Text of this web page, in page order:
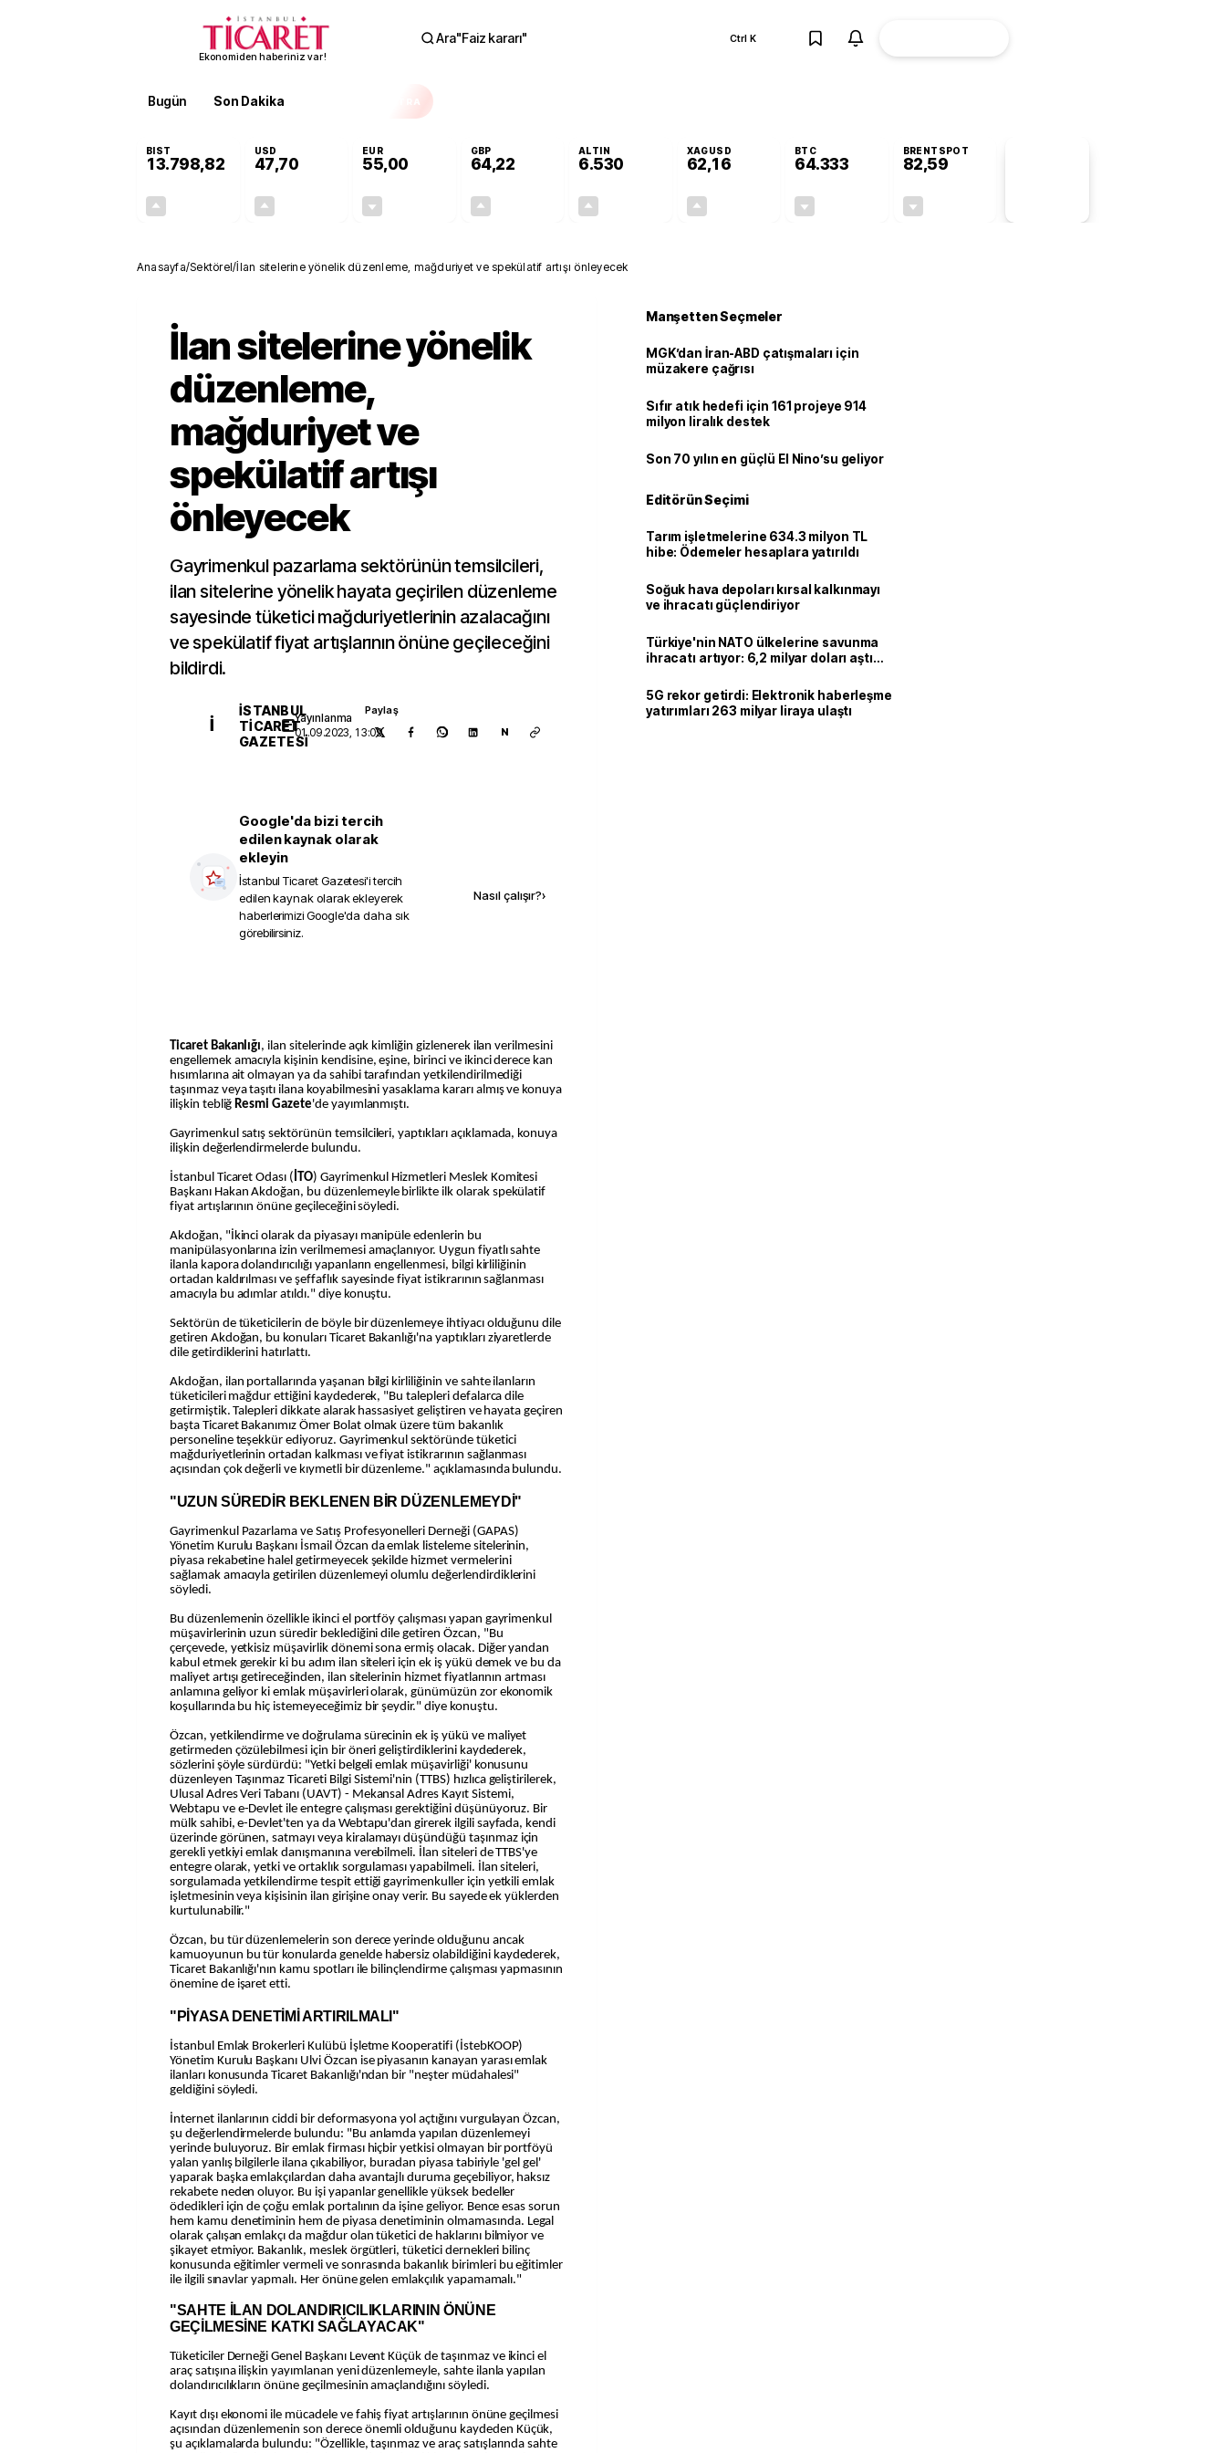
Ekonomiden haberiniz var!
Ara"Faiz kararı" Ctrl K
Bugün Son Dakika
BIST
13.798,82
USD
47,70
EUR
55,00
GBP
64,22
ALTIN
6.530
XAGUSD
62,16
BTC
64.333
BRENTSPOT
82,59
Anasayfa/Sektörel/İlan sitelerine yönelik düzenleme, mağduriyet ve spekülatif artışı önleyecek
İlan sitelerine yönelik
düzenleme,
mağduriyet ve
spekülatif artışı
önleyecek
Gayrimenkul pazarlama sektörünün temsilcileri,
ilan sitelerine yönelik hayata geçirilen düzenleme
sayesinde tüketici mağduriyetlerinin azalacağını
ve spekülatif fiyat artışlarının önüne geçileceğini
bildirdi.
İ
İSTANBUL
TICARET
GAZETESI
Yayınlanma
01.09.2023, 13:09
Paylaş
N
Google'da bizi tercih
edilen kaynak olarak
ekleyin
İstanbul Ticaret Gazetesi'i tercih
edilen kaynak olarak ekleyerek
haberlerimizi Google'da daha sık
görebilirsiniz.
Nasıl çalışır?›
Ticaret Bakanlığı, ilan sitelerinde açık kimliğin gizlenerek ilan verilmesini
engellemek amacıyla kişinin kendisine, eşine, birinci ve ikinci derece kan
hısımlarına ait olmayan ya da sahibi tarafından yetkilendirilmediği
taşınmaz veya taşıtı ilana koyabilmesini yasaklama kararı almış ve konuya
ilişkin tebliğResmi Gazete'de yayımlanmıştı.
Gayrimenkul satış sektörünün temsilcileri, yaptıkları açıklamada, konuya
ilişkin değerlendirmelerde bulundu.
İstanbul Ticaret Odası (İTO) Gayrimenkul Hizmetleri Meslek Komitesi
Başkanı Hakan Akdoğan, bu düzenlemeyle birlikte ilk olarak spekülatif
fiyat artışlarının önüne geçileceğini söyledi.
Akdoğan, "İkinci olarak da piyasayı manipüle edenlerin bu
manipülasyonlarına izin verilmemesi amaçlanıyor. Uygun fiyatlı sahte
ilanla kapora dolandırıcılığı yapanların engellenmesi, bilgi kirliliğinin
ortadan kaldırılması ve şeffaflık sayesinde fiyat istikrarının sağlanması
amacıyla bu adımlar atıldı." diye konuştu.
Sektörün de tüketicilerin de böyle bir düzenlemeye ihtiyacı olduğunu dile
getiren Akdoğan, bu konuları Ticaret Bakanlığı'na yaptıkları ziyaretlerde
dile getirdiklerini hatırlattı.
Akdoğan, ilan portallarında yaşanan bilgi kirliliğinin ve sahte ilanların
tüketicileri mağdur ettiğini kaydederek, "Bu talepleri defalarca dile
getirmiştik. Talepleri dikkate alarak hassasiyet geliştiren ve hayata geçiren
başta Ticaret Bakanımız Ömer Bolat olmak üzere tüm bakanlık
personeline teşekkür ediyoruz. Gayrimenkul sektöründe tüketici
mağduriyetlerinin ortadan kalkması ve fiyat istikrarının sağlanması
açısından çok değerli ve kıymetli bir düzenleme." açıklamasında bulundu.
"UZUN SÜREDİR BEKLENEN BİR DÜZENLEMEYDİ"
Gayrimenkul Pazarlama ve Satış Profesyonelleri Derneği (GAPAS)
Yönetim Kurulu Başkanı İsmail Özcan da emlak listeleme sitelerinin,
piyasa rekabetine halel getirmeyecek şekilde hizmet vermelerini
sağlamak amacıyla getirilen düzenlemeyi olumlu değerlendirdiklerini
söyledi.
Bu düzenlemenin özellikle ikinci el portföy çalışması yapan gayrimenkul
müşavirlerinin uzun süredir beklediğini dile getiren Özcan, "Bu
çerçevede, yetkisiz müşavirlik dönemi sona ermiş olacak. Diğer yandan
kabul etmek gerekir ki bu adım ilan siteleri için ek iş yükü demek ve bu da
maliyet artışı getireceğinden, ilan sitelerinin hizmet fiyatlarının artması
anlamına geliyor ki emlak müşavirleri olarak, günümüzün zor ekonomik
koşullarında bu hiç istemeyeceğimiz bir şeydir." diye konuştu.
Özcan, yetkilendirme ve doğrulama sürecinin ek iş yükü ve maliyet
getirmeden çözülebilmesi için bir öneri geliştirdiklerini kaydederek,
sözlerini şöyle sürdürdü: "Yetki belgeli emlak müşavirliği' konusunu
düzenleyen Taşınmaz Ticareti Bilgi Sistemi'nin (TTBS) hızlıca geliştirilerek,
Ulusal Adres Veri Tabanı (UAVT) - Mekansal Adres Kayıt Sistemi,
Webtapu ve e-Devlet ile entegre çalışması gerektiğini düşünüyoruz. Bir
mülk sahibi, e-Devlet'ten ya da Webtapu'dan girerek ilgili sayfada, kendi
üzerinde görünen, satmayı veya kiralamayı düşündüğü taşınmaz için
gerekli yetkiyi emlak danışmanına verebilmeli. İlan siteleri de TTBS'ye
entegre olarak, yetki ve ortaklık sorgulaması yapabilmeli. İlan siteleri,
sorgulamada yetkilendirme tespit ettiği gayrimenkuller için yetkili emlak
işletmesinin veya kişisinin ilan girişine onay verir. Bu sayede ek yüklerden
kurtulunabilir."
Özcan, bu tür düzenlemelerin son derece yerinde olduğunu ancak
kamuoyunun bu tür konularda genelde habersiz olabildiğini kaydederek,
Ticaret Bakanlığı'nın kamu spotları ile bilinçlendirme çalışması yapmasının
önemine de işaret etti.
"PİYASA DENETİMİ ARTIRILMALI"
İstanbul Emlak Brokerleri Kulübü İşletme Kooperatifi (İstebKOOP)
Yönetim Kurulu Başkanı Ulvi Özcan ise piyasanın kanayan yarası emlak
ilanları konusunda Ticaret Bakanlığı'ndan bir "neşter müdahalesi"
geldiğini söyledi.
İnternet ilanlarının ciddi bir deformasyona yol açtığını vurgulayan Özcan,
şu değerlendirmelerde bulundu: "Bu anlamda yapılan düzenlemeyi
yerinde buluyoruz. Bir emlak firması hiçbir yetkisi olmayan bir portföyü
yalan yanlış bilgilerle ilana çıkabiliyor, buradan piyasa tabiriyle 'gel gel'
yaparak başka emlakçılardan daha avantajlı duruma geçebiliyor, haksız
rekabete neden oluyor. Bu işi yapanlar genellikle yüksek bedeller
ödedikleri için de çoğu emlak portalının da işine geliyor. Bence esas sorun
hem kamu denetiminin hem de piyasa denetiminin olmamasında. Legal
olarak çalışan emlakçı da mağdur olan tüketici de haklarını bilmiyor ve
şikayet etmiyor. Bakanlık, meslek örgütleri, tüketici dernekleri bilinç
konusunda eğitimler vermeli ve sonrasında bakanlık birimleri bu eğitimler
ile ilgili sınavlar yapmalı. Her önüne gelen emlakçılık yapamamalı."
"SAHTE İLAN DOLANDIRICILIKLARININ ÖNÜNE
GEÇİLMESİNE KATKI SAĞLAYACAK"
Tüketiciler Derneği Genel Başkanı Levent Küçük de taşınmaz ve ikinci el
araç satışına ilişkin yayımlanan yeni düzenlemeyle, sahte ilanla yapılan
dolandırıcılıkların önüne geçilmesinin amaçlandığını söyledi.
Kayıt dışı ekonomi ile mücadele ve fahiş fiyat artışlarının önüne geçilmesi
açısından düzenlemenin son derece önemli olduğunu kaydeden Küçük,
şu açıklamalarda bulundu: "Özellikle, taşınmaz ve araç satışlarında sahte
Manşetten Seçmeler
MGK’dan İran-ABD çatışmaları için
müzakere çağrısı
Sıfır atık hedefi için 161 projeye 914
milyon liralık destek
Son 70 yılın en güçlü El Nino’su geliyor
Editörün Seçimi
Tarım işletmelerine 634.3 milyon TL
hibe: Ödemeler hesaplara yatırıldı
Soğuk hava depoları kırsal kalkınmayı
ve ihracatı güçlendiriyor
Türkiye'nin NATO ülkelerine savunma
ihracatı artıyor: 6,2 milyar doları aştı
5G rekor getirdi: Elektronik haberleşme
yatırımları 263 milyar liraya ulaştı